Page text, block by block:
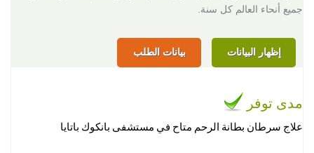
جميع أنحاء العالم كل سنة.
إظهار البيانات بيانات الطلب
مدى توفر
علاج سرطان بطانة الرحم متاح في مستشفى بانكوك باتايا